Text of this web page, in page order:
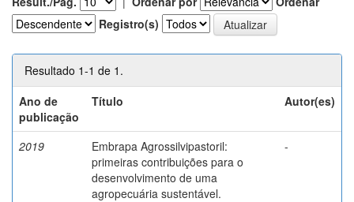
Registro(s)
Resultado 1-1 de 1.
Ano de
publicação
Título Autor(es)
2019
Embrapa Agrossilvipastoril:
primeiras contribuições para o
desenvolvimento de uma
agropecuária sustentável.
-